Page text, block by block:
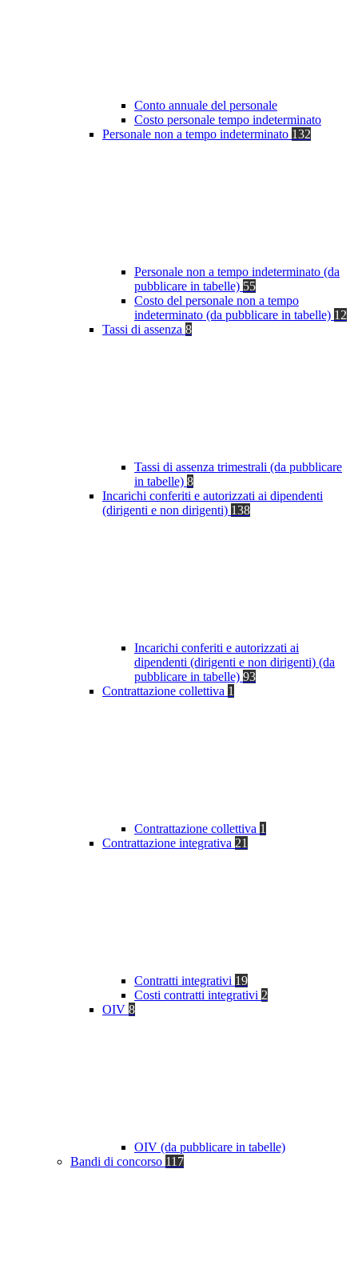
Conto annuale del personale
Costo personale tempo indeterminato
Personale non a tempo indeterminato 132
Personale non a tempo indeterminato (da
pubblicare in tabelle) 55
Costo del personale non a tempo
indeterminato (da pubblicare in tabelle) 12
Tassi di assenza 8
Tassi di assenza trimestrali (da pubblicare
in tabelle) 8
Incarichi conferiti e autorizzati ai dipendenti
(dirigenti e non dirigenti) 138
Incarichi conferiti e autorizzati ai
dipendenti (dirigenti e non dirigenti) (da
pubblicare in tabelle) 93
Contrattazione collettiva 1
Contrattazione collettiva 1
Contrattazione integrativa 21
Contratti integrativi 19
Costi contratti integrativi 2
OIV 8
OIV (da pubblicare in tabelle)
Bandi di concorso 117